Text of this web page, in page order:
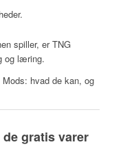
spiller, er TNG
og læring.
hvad de kan, og
gratis varer